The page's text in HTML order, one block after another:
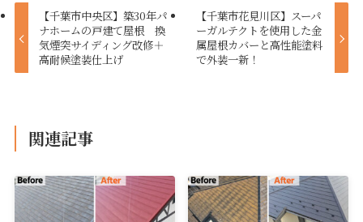
【千葉市中央区】築30年パ
ナホームの戸建て屋根 換
気煙突サイディング改修＋
高耐候塗装仕上げ
【千葉市花見川区】スーパ
ーガルテクトを使用した金
属屋根カバーと高性能塗料
で外装一新！
関連記事